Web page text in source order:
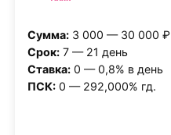
Сумма:3 000 — 30 000 ₽
Срок:7 — 21 день
Ставка:0 — 0,8% в день
ПСК:0 — 292,000% гд.